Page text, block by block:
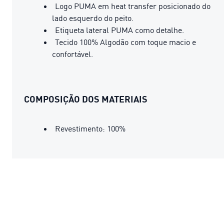
Logo PUMA em heat transfer posicionado do
lado esquerdo do peito.
Etiqueta lateral PUMA como detalhe.
Tecido 100% Algodão com toque macio e
confortável.
COMPOSIÇÃO DOS MATERIAIS
Revestimento: 100%